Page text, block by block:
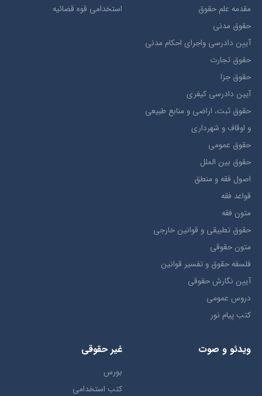
مقدمه علم حقوق
حقوق مدني
آيين دادرسي ​واجراي ​احکام ​مدني
حقوق تجارت
حقوق جزا
آيین دادرسی کیفری
حقوق ثبت، اراضي و منابع طبيعي
و اوقاف و شهرداری
حقوق عمومی
حقوق بين الملل
اصول فقه و منطق
قواعد فقه
متون فقه
حقوق تطبيقي و قوانین خارجی
متون حقوقي
فلسفه حقوق و تفسیر قوانین
آیین نگارش حقوقی
دروس عمومی
کتب پیام نور
استخدامی قوه قضائیه
ویدئو و صوت غیر حقوقی
بورس
کتب استخدامی